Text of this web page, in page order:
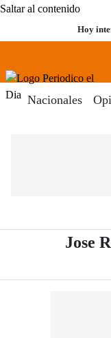
Saltar al contenido
Hoy
Menú
Nacionales
Jose